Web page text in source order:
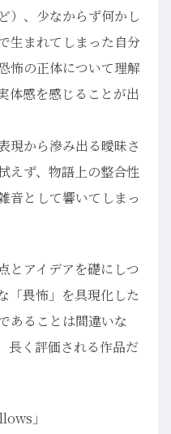
）、少なからず何かし
生まれてしまった自分
怖の正体について理解
体感を感じることが出
現から滲み出る曖昧さ
えず、物語上の整合性
音として響いてしまっ
とアイデアを礎にしつ
「畏怖」を具現化した
あることは間違いな
長く評価される作品だ
」